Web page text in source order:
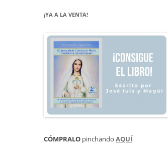
¡YA A LA VENTA!
CÓMPRALO pinchando AQUÍ